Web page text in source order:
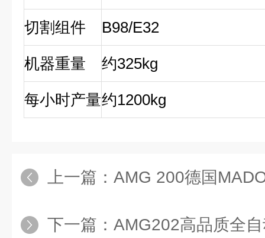
切割组件 B98/E32
机器重量 约325kg
每小时产量约1200kg
上一篇： AMG 200德国MADO全
下一篇： AMG202高品质全自